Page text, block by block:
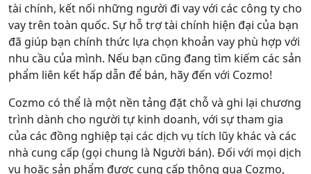
tài chính, kết nối những người đi vay với các công ty cho
vay trên toàn quốc. Sự hỗ trợ tài chính hiện đại của bạn
đã giúp bạn chính thức lựa chọn khoản vay phù hợp với
nhu cầu của mình. Nếu bạn cũng đang tìm kiếm các sản
phẩm liên kết hấp dẫn để bán, hãy đến với Cozmo!
Cozmo có thể là một nền tảng đặt chỗ và ghi lại chương
trình dành cho người tự kinh doanh, với sự tham gia
của các đồng nghiệp tại các dịch vụ tích lũy khác và các
nhà cung cấp (gọi chung là Người bán). Đối với mọi dịch
vụ hoặc sản phẩm được cung cấp thông qua Cozmo,